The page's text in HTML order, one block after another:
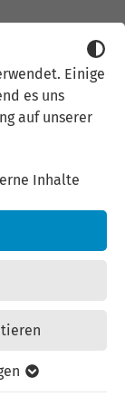
Einige
es uns
auf unserer
Inhalte
der LEG
der
mbH,
vertreten
mbH,